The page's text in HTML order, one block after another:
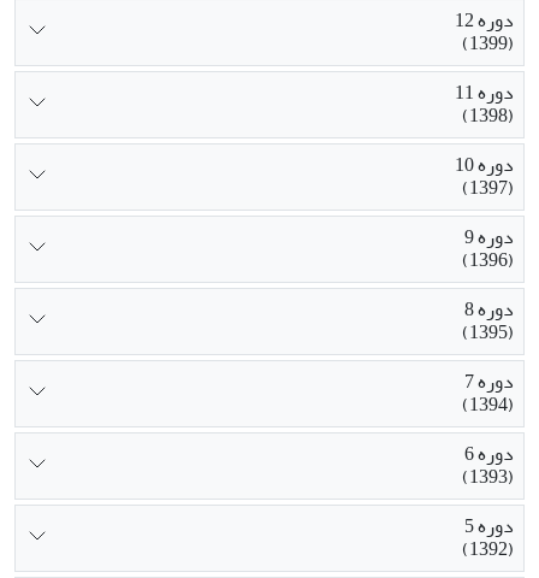
دوره 12
(1399)
دوره 11
(1398)
دوره 10
(1397)
دوره 9
(1396)
دوره 8
(1395)
دوره 7
(1394)
دوره 6
(1393)
دوره 5
(1392)